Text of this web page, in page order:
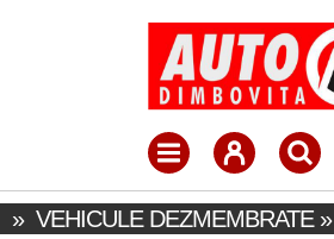
» VEHICULE DEZMEMBRATE»